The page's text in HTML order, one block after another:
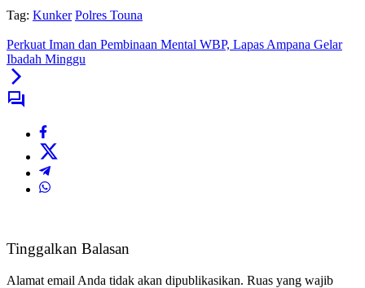
Tag: Kunker Polres Touna
Perkuat Iman dan Pembinaan Mental WBP, Lapas Ampana Gelar
Ibadah Minggu
Tinggalkan Balasan
Alamat email Anda tidak akan dipublikasikan. Ruas yang wajib